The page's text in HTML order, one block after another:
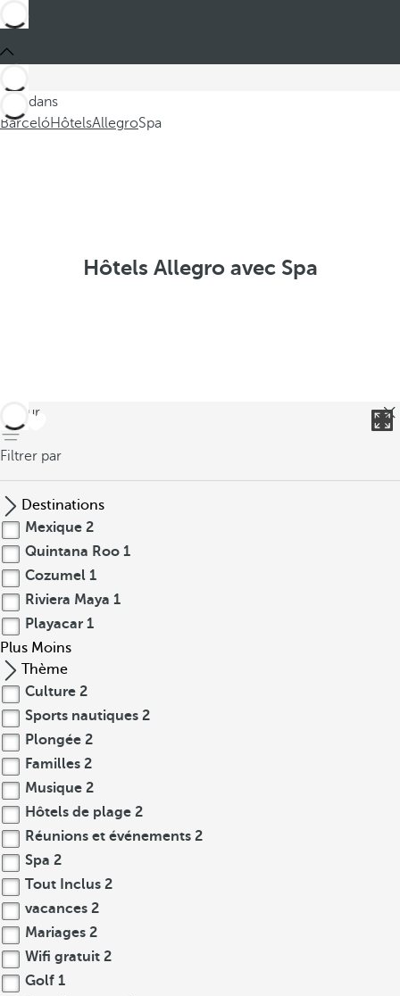
Ces dans
BarcelóHôtelsAllegroSpa
Hôtels Allegro avec Spa
retour
Filtrer par
Destinations
Mexique 2
Quintana Roo 1
Cozumel 1
Riviera Maya 1
Playacar 1
Plus Moins
Thème
Culture 2
Sports nautiques 2
Plongée 2
Familles 2
Musique 2
Hôtels de plage 2
Réunions et événements 2
Spa 2
Tout Inclus 2
vacances 2
Mariages 2
Wifi gratuit 2
Golf 1